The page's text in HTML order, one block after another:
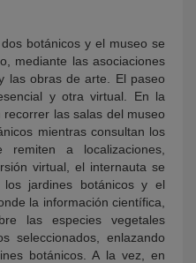
botánicos y el museo se
mediante las asociaciones
las obras de arte. El paseo
y otra virtual. En la
las salas del museo
mientras consultan los
a localizaciones,
virtual, el internauta se
jardines botánicos y el
la información científica,
las especies vegetales
seleccionados, enlazando
botánicos. A la vez, en